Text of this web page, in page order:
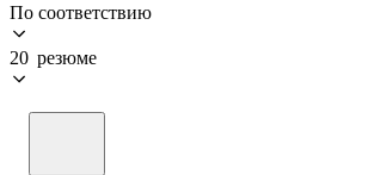
По соответствию
20 резюме